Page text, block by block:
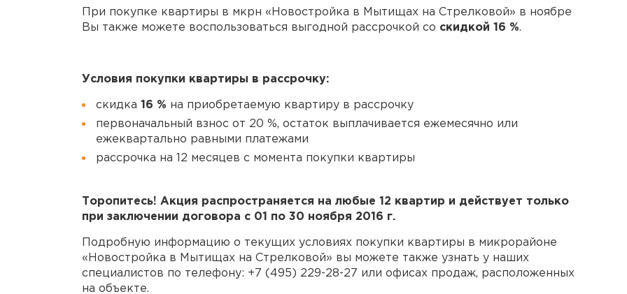
При покупке квартиры в мкрн «Новостройка в Мытищах на Стрелковой» в ноябре
Вы также можете воспользоваться выгодной рассрочкой со скидкой 16 %.
Условия покупки квартиры в рассрочку:
скидка 16 % на приобретаемую квартиру в рассрочку
первоначальный взнос от 20 %, остаток выплачивается ежемесячно или
ежеквартально равными платежами
рассрочка на 12 месяцев с момента покупки квартиры
Торопитесь! Акция распространяется на любые 12 квартир и действует только
при заключении договора с 01 по 30 ноября 2016 г.
Подробную информацию о текущих условиях покупки квартиры в микрорайоне
«Новостройка в Мытищах на Стрелковой» вы можете также узнать у наших
специалистов по телефону: +7 (495) 229-28-27 или офисах продаж, расположенных
на объекте.